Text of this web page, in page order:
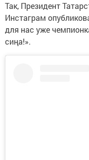
Так, Президент
Инстаграм
для нас уже
сиңа!».